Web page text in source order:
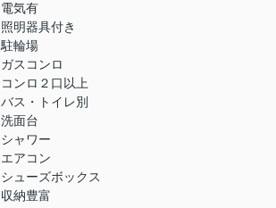
電気有
照明器具付き
駐輪場
ガスコンロ
コンロ２口以上
バス・トイレ別
洗面台
シャワー
エアコン
シューズボックス
収納豊富